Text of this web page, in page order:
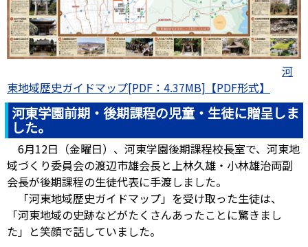
河
東地域歴史ガイドマップ[PDF：4.37MB]
河東学園前期・後期課程の児童・生徒に贈呈しま
した。
6月12日（金曜日）、河東学園後期課程校長室で、河東地
域づくり委員会の渡辺市雄会長と上林久雄・小林雄治両副
会長が後期課程の生徒代表に手渡しました。
「河東地域歴史ガイドマップ」を受け取った生徒は、
「河東地域の史跡などがたくさんあったことに驚きまし
た」と笑顔で話していました。